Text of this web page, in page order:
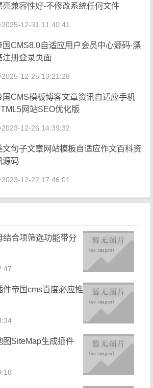
亮兼容性好-不修改系统任何文件
2025-12-31 11:40:41
国CMS8.0自适应用户会员中心源码-漂
注册登录页面
2025-12-25 13:21:28
国CMS模板博客文章资讯自适应手机
网站SEO优化版
2023-12-26 14:39:32
文句子文章网站模板自适应作文百科资
源码
2023-12-22 17:46:01
结合项筛选功能带分
件帝国cms百度必应推
图SiteMap生成插件